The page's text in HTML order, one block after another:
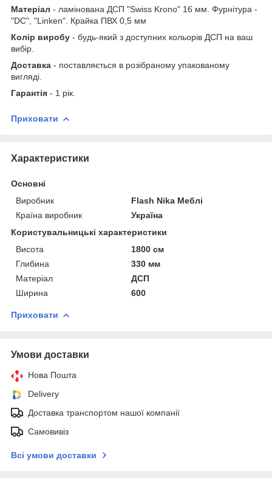
Матеріал - ламінована ДСП "Swiss Krono" 16 мм. Фурнітура -
"DC", "Linken". Крайка ПВХ 0,5 мм
Колір виробу - будь-який з доступних кольорів ДСП на ваш
вибір.
Доставка - поставляється в розібраному упакованому
вигляді.
Гарантія - 1 рік.
Приховати
Характеристики
Основні
Виробник
Flash Nika Меблі
Країна виробник
Україна
Користувальницькі характеристики
Висота
1800 см
Глибина
330 мм
Матеріал
ДСП
Ширина
600
Приховати
Умови доставки
Нова Пошта
Delivery
Доставка транспортом нашої компанії
Самовивіз
Всі умови доставки